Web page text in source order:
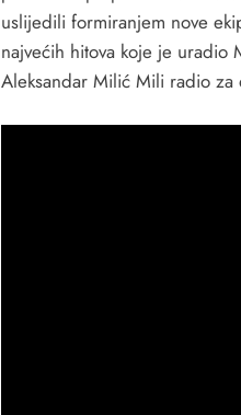
uslijedili formiranjem nove
najvećih hitova koje je uradio
Aleksandar Milić Mili radio za